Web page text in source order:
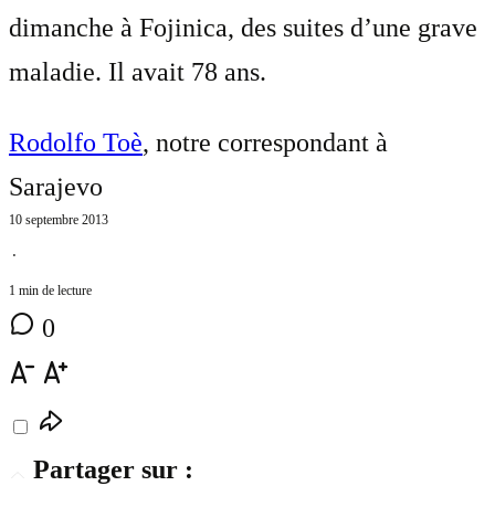
dimanche à Fojinica, des suites d’une grave
maladie. Il avait 78 ans.
Rodolfo Toè, notre correspondant à
Sarajevo
10 septembre 2013
⋅
1 min de lecture
0
Partager sur :